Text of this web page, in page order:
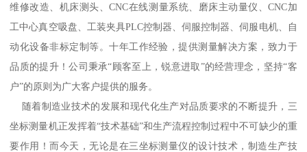
维修改造、机床测头、CNC在线测量系统、磨床主动量仪、CNC加
工中心真空吸盘、工装夹具PLC控制器、伺服控制器、伺服电机、自
动化设备非标定制等。十年工作经验，提供测量解决方案，致力于
品质的提升！公司秉承“顾客至上，锐意进取”的经营理念，坚持“客
户”的原则为广大客户提供的服务。
随着制造业技术的发展和现代化生产对品质要求的不断提升，三
坐标测量机正发挥着“技术基础”和生产流程控制过程中不可缺少的重
要作用！而今天，无论是在三坐标测量仪的设计技术，制造生产技